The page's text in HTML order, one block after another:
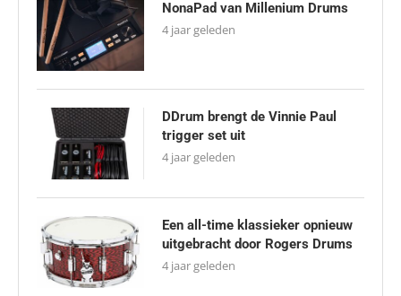
NonaPad van Millenium Drums
4 jaar geleden
DDrum brengt de Vinnie Paul
trigger set uit
4 jaar geleden
Een all-time klassieker opnieuw
uitgebracht door Rogers Drums
4 jaar geleden